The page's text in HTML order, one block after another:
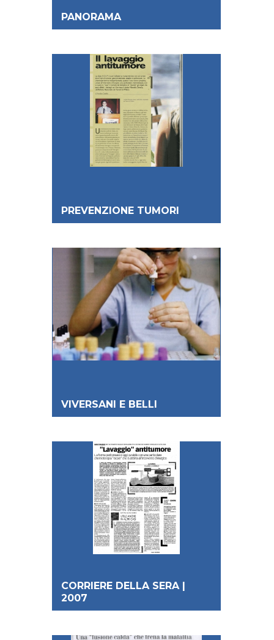
PANORAMA
PREVENZIONE TUMORI
VIVERSANI E BELLI
CORRIERE DELLA SERA |
2007